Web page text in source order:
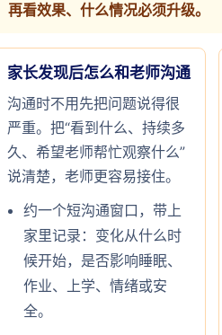
再看效果、什么情况必须升级。
家长发现后怎么和老师沟通
沟通时不用先把问题说得很
严重。把“看到什么、持续多
久、希望老师帮忙观察什么”
说清楚，老师更容易接住。
约一个短沟通窗口，带上
家里记录：变化从什么时
候开始，是否影响睡眠、
作业、上学、情绪或安
全。